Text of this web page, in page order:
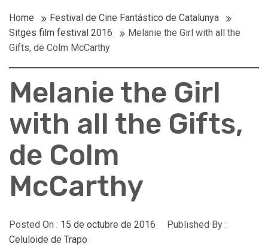
Home
Festival de Cine Fantástico de Catalunya
Sitges film festival 2016
Melanie the Girl with all the
Gifts, de Colm McCarthy
Melanie the Girl
with all the Gifts,
de Colm
McCarthy
Posted On : 15 de octubre de 2016
Published By :
Celuloide de Trapo